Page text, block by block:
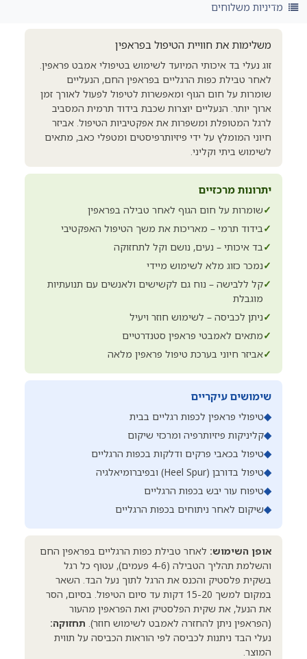
מדיניות משלוחים
משלימות את חוויית הטיפול בפראפין
זוג נעלי בד איכותי המיועד לשימוש בטיפולי אמבט פראפין.
לאחר טבילת כפות הרגליים בפראפין החם, הנעליים
שומרות על חום הגוף ומאפשרות לטיפול לפעול לאורך זמן
ארוך יותר. הנעליים יוצרות שכבת בידוד תרמית המסביב
לרגל המטופלת ומשפרות את אפקטיביות הטיפול. אביזר
חיוני המומלץ על ידי פיזיותרפיסטים ומטפלי כאב, מתאים
לשימוש ביתי וקליני.
יתרונות מרכזיים
✓שומרות על חום הגוף לאחר טבילה בפראפין
✓בידוד תרמי – מאריכות את משך הטיפול האפקטיבי
✓בד איכותי – נעים, נושם וקל לתחזוקה
✓נמכר כזוג מלא לשימוש מיידי
✓קל ללבישה – נוח גם לקשישים ולאנשים עם תנועתיות
מוגבלת
✓ניתן לכביסה – לשימוש חוזר ויעיל
✓מתאים לאמבטי פראפין סטנדרטיים
✓אביזר חיוני בערכת טיפול פראפין מלאה
שימושים עיקריים
◆טיפולי פראפין לכפות רגליים בבית
◆קליניקות פיזיותרפיה ומרכזי שיקום
◆טיפול בכאבי פרקים ודלקות בכפות הרגליים
◆טיפול בדורבן (Heel Spur) ובפיברומיאלגיה
◆טיפוח עור יבש בכפות הרגליים
◆שיקום לאחר ניתוחים בכפות הרגליים
אופן השימוש: לאחר טבילת כפות הרגליים בפראפין החם
והשלמת תהליך הטבילה (4-6 פעמים), עטוף כל רגל
בשקית פלסטיק והכנס את הרגל לתוך נעל הבד. השאר
במקום למשך 15-20 דקות עד סיום הטיפול. בסיום, הסר
את הנעל, את שקית הפלסטיק ואת הפראפין מהעור
(הפראפין ניתן להחזרה לאמבט לשימוש חוזר). תחזוקה:
נעלי הבד ניתנות לכביסה לפי הוראות הכביסה על תווית
המוצר.